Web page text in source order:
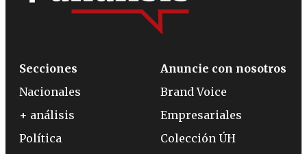
Secciones
Nacionales
+ análisis
Política
Anuncie con nosotros
Brand Voice
Empresariales
Colección ÚH